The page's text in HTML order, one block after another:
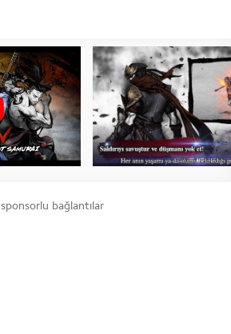
sponsorlu bağlantılar